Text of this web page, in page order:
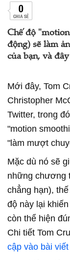
0
CHIA SẺ
Chế độ
động) sẽ làm
của bạn, và
Mới đây, Tom
Christopher
Twitter, trong
"motion
"làm mượt
Mặc dù nó sẽ
những chương
chẳng hạn),
độ này lại
còn thể hiện
Chi tiết Tom
cập vào bài